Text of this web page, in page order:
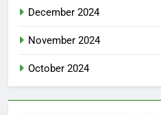
December 2024
November 2024
October 2024